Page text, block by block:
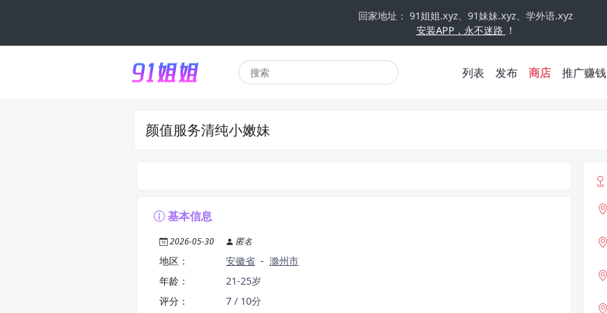
回家地址： 91姐姐.xyz、91妹妹.xyz、学外语.xyz
安装APP，永不迷路 ！
列表 发布 商店 推广赚钱
颜值服务清纯小嫩妹
基本信息
2026-05-30 匿名
地区： 安徽省 - 滁州市
年龄：
21-25岁
评分：
7 / 10分